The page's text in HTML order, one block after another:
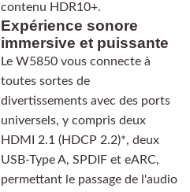
contenu HDR10+.
Expérience sonore
immersive et puissante
Le W5850 vous connecte à
toutes sortes de
divertissements avec des ports
universels, y compris deux
HDMI 2.1 (HDCP 2.2)*, deux
USB-Type A, SPDIF et eARC,
permettant le passage de l'audio